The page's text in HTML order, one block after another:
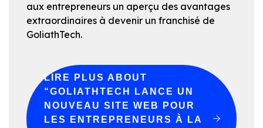
aux entrepreneurs un aperçu des avantages
extraordinaires à devenir un franchisé de
GoliathTech.
LIRE PLUS ABOUT
“GOLIATHTECH LANCE UN
NOUVEAU SITE WEB POUR
LES ENTREPRENEURS À LA